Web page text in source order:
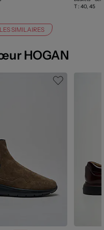
T : 40, 45
SIMILAIRES
HOGAN